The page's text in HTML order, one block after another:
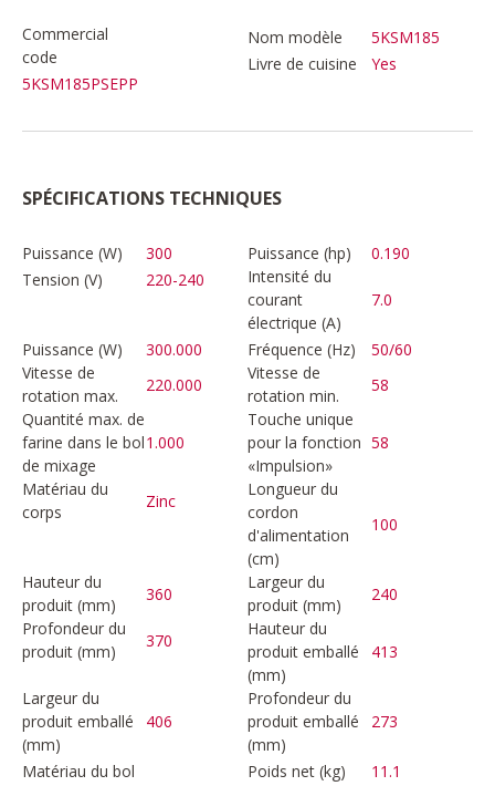
Commercial
code
5KSM185PSEPP
Nom modèle
5KSM185
Livre de cuisine
Yes
SPÉCIFICATIONS TECHNIQUES
Puissance (W) 300 Puissance (hp)
0.190
Tension (V)
220-240
Intensité du
courant
électrique (A)
7.0
Puissance (W) 300.000 Fréquence (Hz)
50/60
Vitesse de
rotation max.
220.000
Vitesse de
rotation min.
58
Quantité max. de
farine dans le bol
de mixage
1.000
Touche unique
pour la fonction
«Impulsion»
58
Matériau du
corps
Zinc
Longueur du
cordon
d'alimentation
(cm)
100
Hauteur du
produit (mm)
360
Largeur du
produit (mm)
240
Profondeur du
produit (mm)
370
Hauteur du
produit emballé
(mm)
413
Largeur du
produit emballé
(mm)
406
Profondeur du
produit emballé
(mm)
273
Matériau du bol
Poids net (kg)
11.1